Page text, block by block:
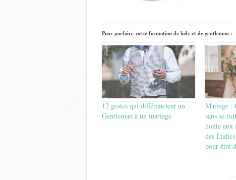
Pour parfaire votre formation de lady et de gentleman :
12 gestes qui différencient un
Gentleman à un mariage
Mariage :
sans se
honte aux
des
pour être